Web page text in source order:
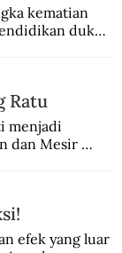
kematian
dukun
Ratu
menjadi
dan Mesir
efek yang luar